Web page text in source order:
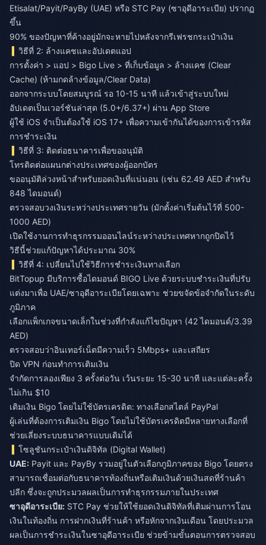
Etisalat/Payit/PayBy (UAE) หรือ STC Pay (ซาอุดีอาระเบีย) ปรากฏ
ขึ้น
90% ของปัญหาที่ค้างอยู่มักจะหายไปหลังจากรีเฟรชกระเป๋าเงิน
วิธีที่ 2: ล้างแคชและอัปเดตแอป
การตั้งค่า > แอป > Bigo Live > ที่เก็บข้อมูล > ล้างแคช (Clear
Cache) (ห้ามกดล้างข้อมูล/Clear Data)
ออกจากระบบโดยสมบูรณ์ รอ 10-15 นาที แล้วเข้าสู่ระบบใหม่
อัปเดตเป็นเวอร์ชันล่าสุด (5.0+/6.37+) ผ่าน App Store
ผู้ใช้ iOS จำเป็นต้องใช้ iOS 17+ เพื่อความเข้ากันได้ของการเข้ารหัส
การชำระเงิน
วิธีที่ 3: ติดต่อธนาคารเพื่อขออนุมัติ
โทรติดต่อแผนกต่างประเทศของผู้ออกบัตร
ขออนุมัติล่วงหน้าสำหรับยอดเงินที่แน่นอน (เช่น 62.49 AED สำหรับ
848 ไดมอนด์)
ตรวจสอบวงเงินระหว่างประเทศรายวัน (มักตั้งค่าเริ่มต้นไว้ที่ 500-
1000 AED)
เปิดใช้งานการทำธุรกรรมออนไลน์ระหว่างประเทศหากถูกปิดไว้
วิธีนี้ช่วยแก้ปัญหาได้ประมาณ 30%
วิธีที่ 4: เปลี่ยนไปใช้วิธีการชำระเงินทางเลือก
BitTopup มีบริการซื้อไดมอนด์ BIGO Live ด้วยระบบชำระเงินที่ปรับ
แต่งมาเพื่อ UAE/ซาอุดีอาระเบียโดยเฉพาะ ช่วยขจัดข้อจำกัดในระดับ
ภูมิภาค
เลือกแพ็กเกจขนาดเล็กในช่วงที่กำลังแก้ไขปัญหา (42 ไดมอนด์/3.39
AED)
ตรวจสอบว่าอินเทอร์เน็ตมีความเร็ว 5Mbps+ และเสถียร
ปิด VPN ก่อนทำการเติมเงิน
จำกัดการลองเพียง 3 ครั้งต่อวัน เว้นระยะ 15-30 นาที และแต่ละครั้ง
ไม่เกิน $10
เติมเงิน Bigo โดยไม่ใช้บัตรเครดิต: ทางเลือกสไตล์ PayPal
ผู้เล่นที่ต้องการเติมเงิน Bigo โดยไม่ใช้บัตรเครดิตมีหลายทางเลือกที่
ช่วยเลี่ยงระบบธนาคารแบบเดิมได้
โซลูชันกระเป๋าเงินดิจิทัล (Digital Wallet)
UAE: Payit และ PayBy รวมอยู่ในตัวเลือกภูมิภาคของ Bigo โดยตรง
สามารถเชื่อมต่อกับธนาคารท้องถิ่นหรือเติมเงินด้วยเงินสดที่ร้านค้า
ปลีก ซึ่งจะถูกประมวลผลเป็นการทำธุรกรรมภายในประเทศ
ซาอุดีอาระเบีย: STC Pay ช่วยให้ใช้ยอดเงินดิจิทัลที่เติมผ่านการโอน
เงินในท้องถิ่น การฝากเงินที่ร้านค้า หรือหักจากเงินเดือน โดยประมวล
ผลเป็นการชำระเงินในซาอุดีอาระเบีย ช่วยข้ามขั้นตอนการตรวจสอบ